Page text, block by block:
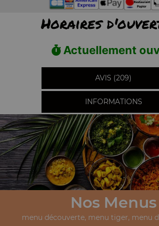
Horaires
Actuellement
AVIS (209)
INFORMATIONS
Nos Menus
menu découverte, menu tiger, menu